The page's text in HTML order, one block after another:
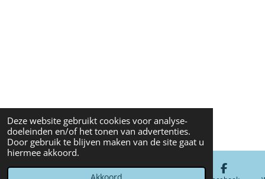
Deze website gebruikt cookies voor analyse-
doeleinden en/of het tonen van advertenties.
Door gebruik te blijven maken van de site gaat u
hiermee akkoord.